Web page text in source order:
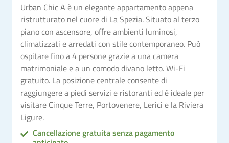
Urban Chic A è un elegante appartamento appena
ristrutturato nel cuore di La Spezia. Situato al terzo
piano con ascensore, offre ambienti luminosi,
climatizzati e arredati con stile contemporaneo. Può
ospitare fino a 4 persone grazie a una camera
matrimoniale e a un comodo divano letto. Wi-Fi
gratuito. La posizione centrale consente di
raggiungere a piedi servizi e ristoranti ed è ideale per
visitare Cinque Terre, Portovenere, Lerici e la Riviera
Ligure.
Cancellazione gratuita senza pagamento